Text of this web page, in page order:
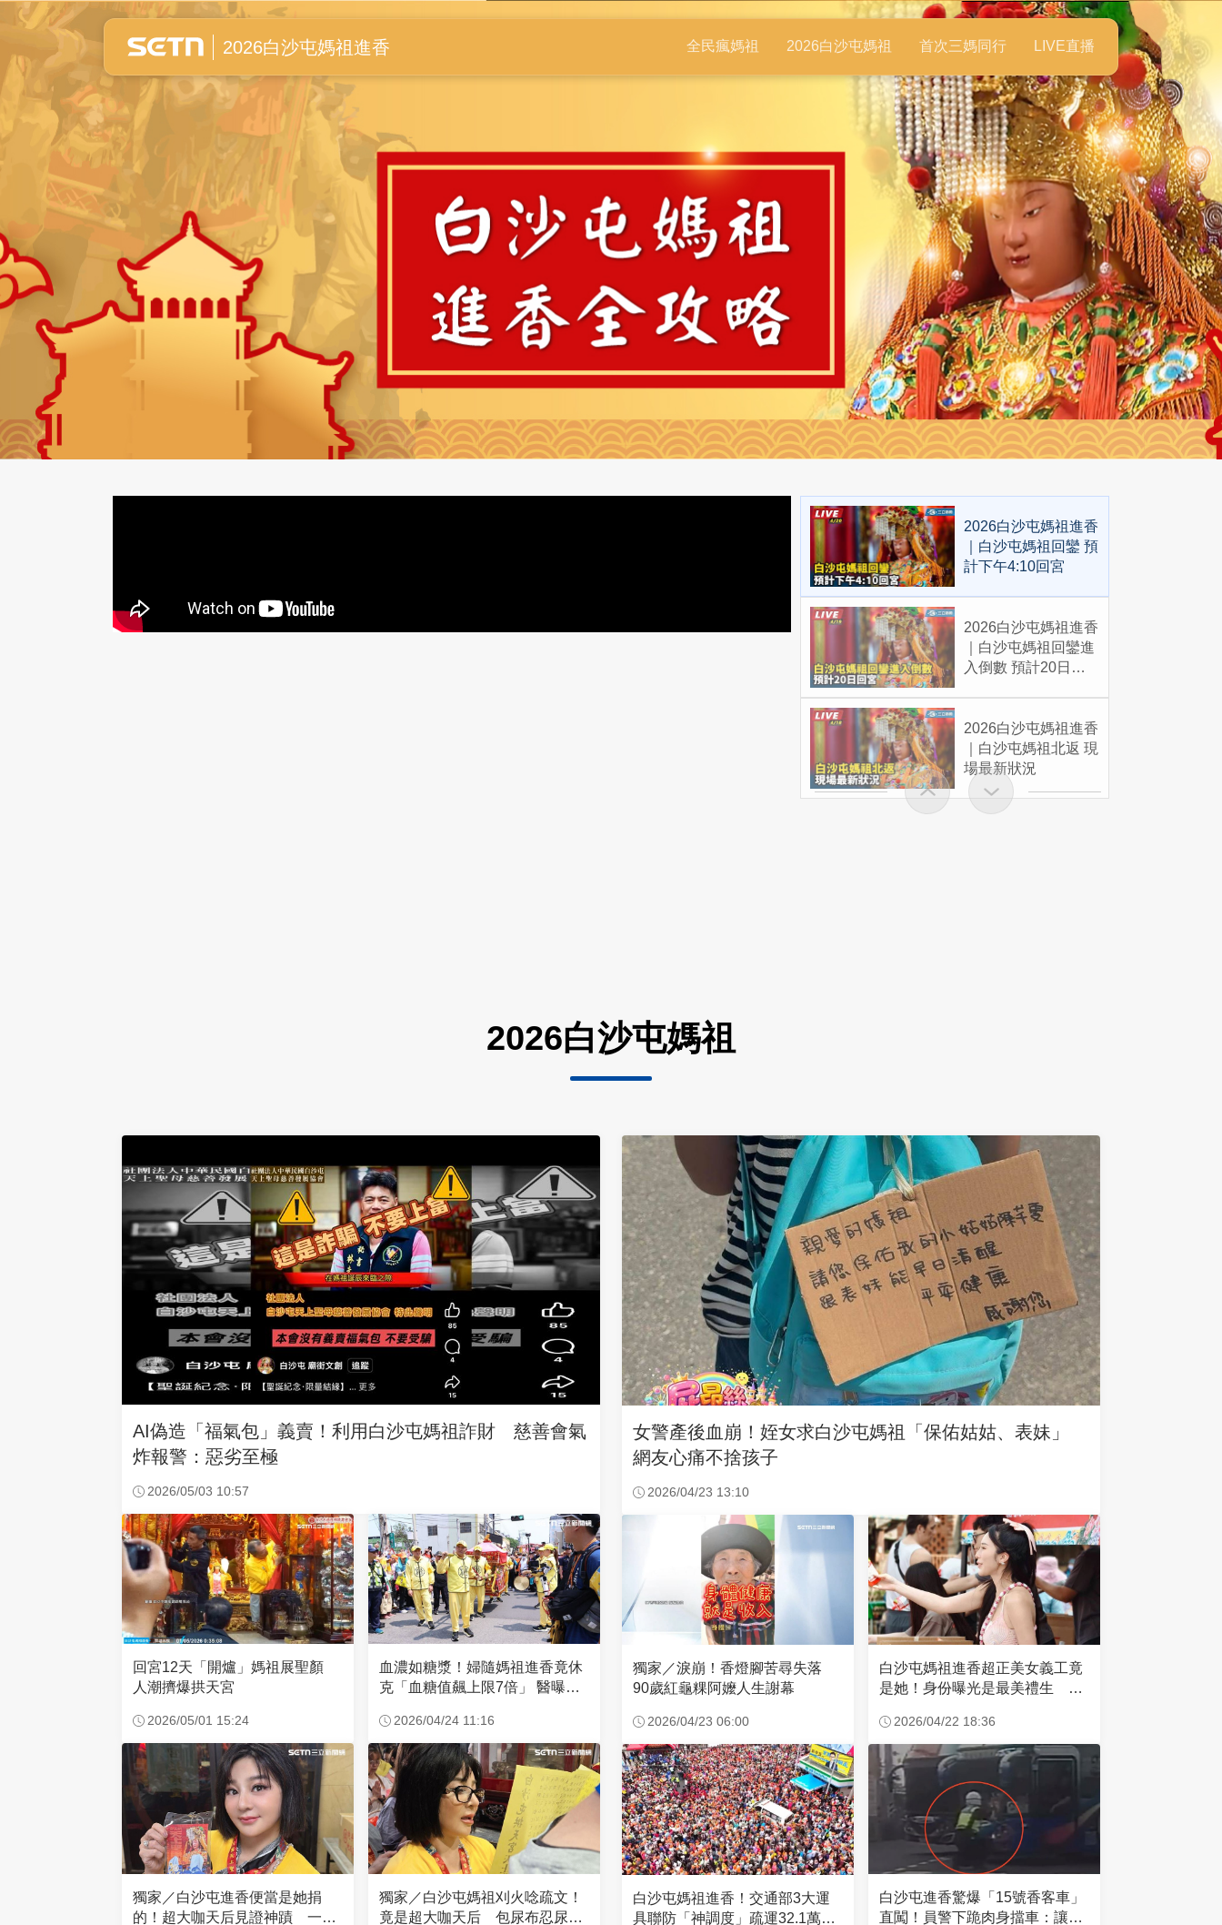
白沙屯媽祖進香全紀錄
2026白沙屯媽祖進香 全民瘋媽祖 2026白沙屯媽祖 首次三媽同行 LIVE直播
2026白沙屯媽祖進香
｜白沙屯媽祖回鑾 預
計下午4:10回宮
2026白沙屯媽祖進香
｜白沙屯媽祖回鑾進
入倒數 預計20日回
2026白沙屯媽祖進香
｜白沙屯媽祖北返 現
場最新狀況
2026白沙屯媽祖
AI偽造「福氣包」義賣！利用白沙屯媽祖詐財 慈善會氣
炸報警：惡劣至極
2026/05/03 10:57
回宮12天「開爐」媽祖展聖顏
人潮擠爆拱天宮
2026/05/01 15:24
血濃如糖漿！婦隨媽祖進香竟休
克「血糖值飆上限7倍」 醫曝原
2026/04/24 11:16
獨家／白沙屯進香便當是她捐
的！超大咖天后見證神蹟 一靠
獨家／白沙屯媽祖刈火唸疏文！
竟是超大咖天后 包尿布忍尿5
女警產後血崩！姪女求白沙屯媽祖「保佑姑姑、表妹」
網友心痛不捨孩子
2026/04/23 13:10
獨家／淚崩！香燈腳苦尋失落
90歲紅龜粿阿嬤人生謝幕
2026/04/23 06:00
白沙屯媽祖進香超正美女義工竟
是她！身份曝光是最美禮生 一
2026/04/22 18:36
白沙屯媽祖進香！交通部3大運
具聯防「神調度」疏運32.1萬創
白沙屯進香驚爆「15號香客車」
直闖！員警下跪肉身擋車：讓行